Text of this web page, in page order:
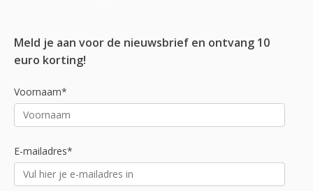
Meld je aan voor de nieuwsbrief en ontvang 10
euro korting!
Voornaam*
E-mailadres*